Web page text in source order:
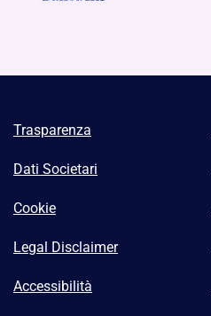
Trasparenza
Dati Societari
Cookie
Legal Disclaimer
Accessibilità